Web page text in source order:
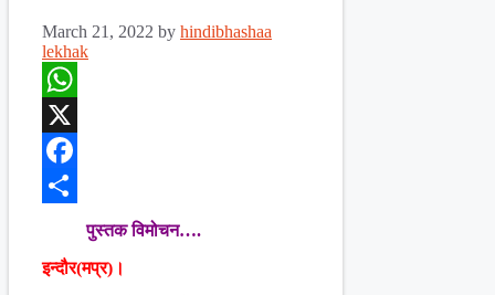
March 21, 2022 by hindibhashaa
lekhak
WhatsApp
X
Facebook
पुस्तक विमोचन….
इन्दौर(मप्र)।